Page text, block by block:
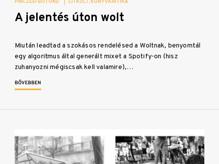
PINCZÉSI BOTOND LITKULT KÖNYVKRITIKA
A jelentés úton wolt
Miután leadtad a szokásos rendelésed a Woltnak, benyomtál
egy algoritmus által generált mixet a Spotify-on (hisz
zuhanyozni mégiscsak kell valamire),…
BŐVEBBEN